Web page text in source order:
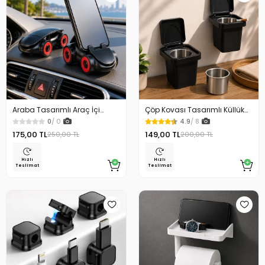
Araba Tasarımlı Araç İçi
Telefon Tutucu 360 Dönebilen
Ayarlı
0/ 0
175,00 TL250,00 TL
Hızlı
Teslimat
Çöp Kovası Tasarımlı Küllük
Duvar Masaüstü ve Araç İçin
Uygun Kullanım
4.9/ 8
149,00 TL200,00 TL
Hızlı
Teslimat